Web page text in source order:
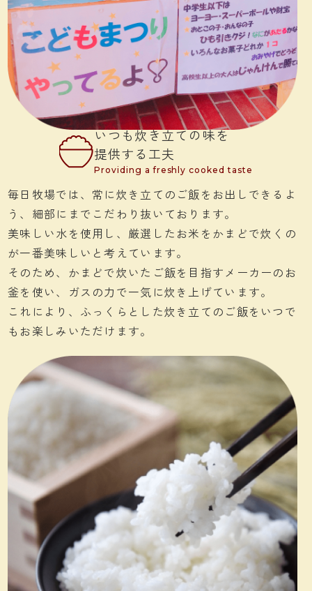
いつも炊き立ての味を
提供する工夫
Providing a freshly cooked taste
毎日牧場では、常に炊き立てのご飯をお出しできるよ
う、細部にまでこだわり抜いております。
美味しい水を使用し、厳選したお米をかまどで炊くの
が一番美味しいと考えています。
そのため、かまどで炊いたご飯を目指すメーカーのお
釜を使い、ガスの力で一気に炊き上げています。
これにより、ふっくらとした炊き立てのご飯をいつで
もお楽しみいただけます。